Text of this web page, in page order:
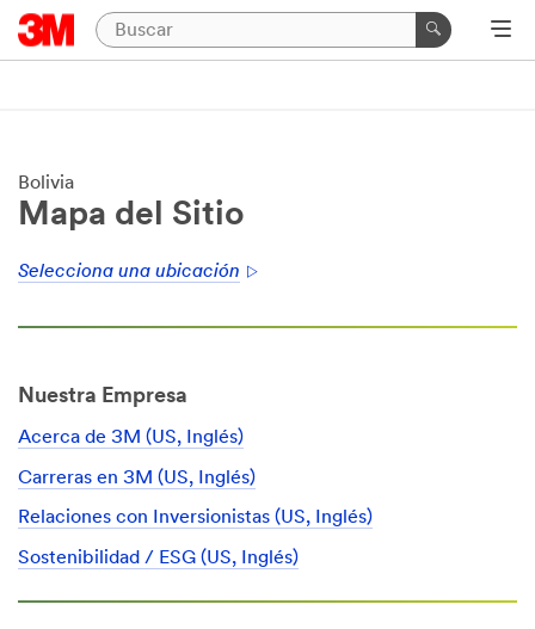
Bolivia
Mapa del Sitio
Selecciona una ubicación
Nuestra Empresa
Acerca de 3M (US, Inglés)
Carreras en 3M (US, Inglés)
Relaciones con Inversionistas (US, Inglés)
Sostenibilidad / ESG (US, Inglés)